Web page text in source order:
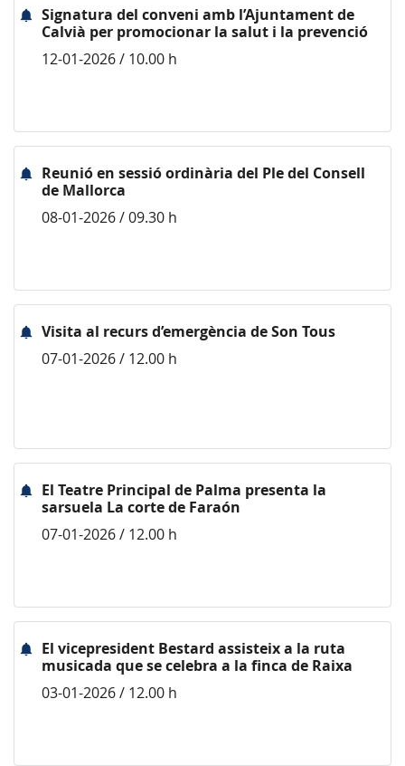
Signatura del conveni amb l’Ajuntament de
Calvià per promocionar la salut i la prevenció
12-01-2026 / 10.00 h
Reunió en sessió ordinària del Ple del Consell
de Mallorca
08-01-2026 / 09.30 h
Visita al recurs d’emergència de Son Tous
07-01-2026 / 12.00 h
El Teatre Principal de Palma presenta la
sarsuela La corte de Faraón
07-01-2026 / 12.00 h
El vicepresident Bestard assisteix a la ruta
musicada que se celebra a la finca de Raixa
03-01-2026 / 12.00 h